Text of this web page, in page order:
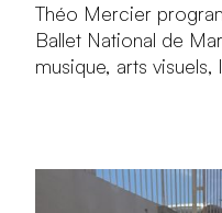
Théo Mercier
Ballet National de
musique, arts visuels,